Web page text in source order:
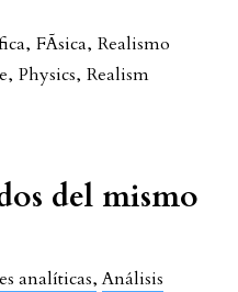
, FÃ­sica, Realismo
, Physics, Realism
del mismo
analíticas,Análisis